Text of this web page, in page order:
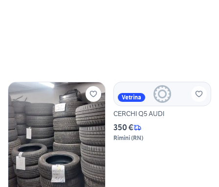
Vetrina
CERCHI Q5 AUDI
350 €
Rimini(RN)